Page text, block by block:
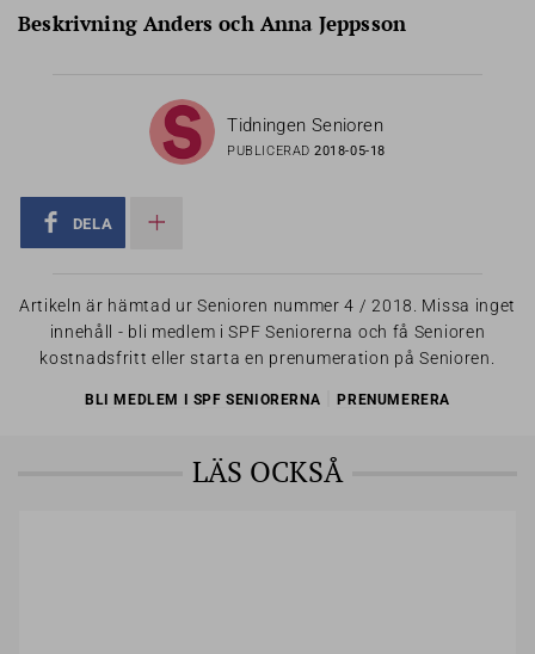
Beskrivning Anders och Anna Jeppsson
Tidningen Senioren
PUBLICERAD2018-05-18
DELA
Artikeln är hämtad ur Senioren nummer 4 / 2018. Missa inget
innehåll - bli medlem i SPF Seniorerna och få Senioren
kostnadsfritt eller starta en prenumeration på Senioren.
BLI MEDLEM I SPF SENIORERNA PRENUMERERA
LÄS OCKSÅ